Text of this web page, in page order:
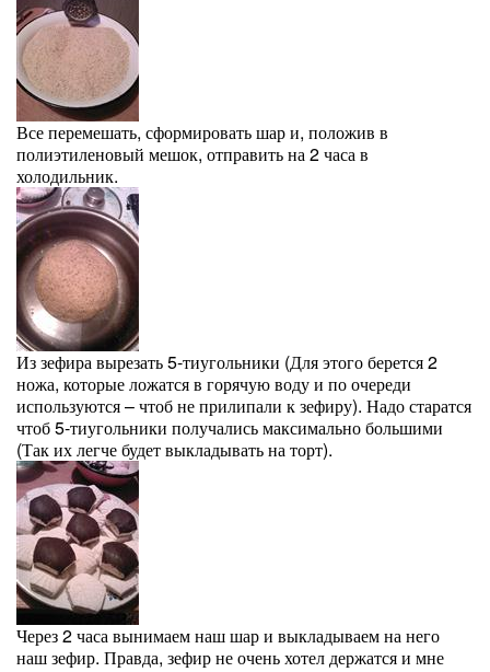
Все перемешать, сформировать шар и, положив в
полиэтиленовый мешок, отправить на 2 часа в
холодильник.
Из зефира вырезать 5-тиугольники (Для этого берется 2
ножа, которые ложатся в горячую воду и по очереди
используются – чтоб не прилипали к зефиру). Надо старатся
чтоб 5-тиугольники получались максимально большими
(Так их легче будет выкладывать на торт).
Через 2 часа вынимаем наш шар и выкладываем на него
наш зефир. Правда, зефир не очень хотел держатся и мне